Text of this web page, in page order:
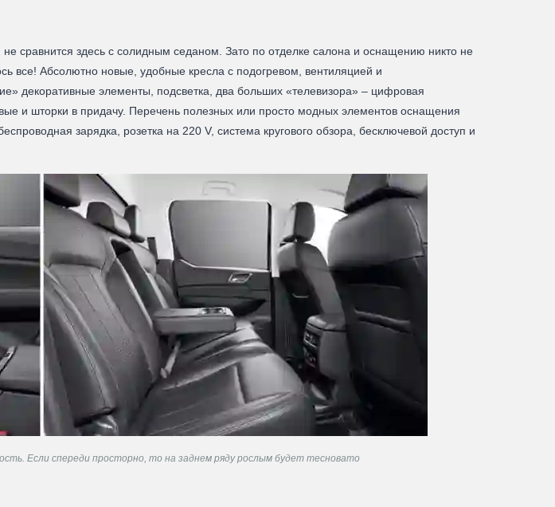
сравнится здесь с солидным седаном. Зато по отделке салона и оснащению никто не
все! Абсолютно новые, удобные кресла с подогревом, вентиляцией и
декоративные элементы, подсветка, два больших «телевизора» – цифровая
и шторки в придачу. Перечень полезных или просто модных элементов оснащения
зарядка, розетка на 220 V, система кругового обзора, бесключевой доступ и
Если спереди просторно, то на заднем ряду рослым будет тесновато